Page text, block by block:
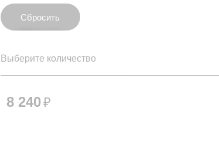
Сбросить
Выберите количество
8 240₽